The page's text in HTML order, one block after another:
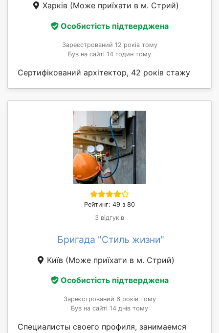
Харків (Може приїхати в м. Стрий)
Особистість підтверджена
Зареєстрований 12 років тому
Був на сайті 14 годин тому
Сертифікований архітектор, 42 років стажу
Рейтинг: 49 з 80
3 відгуків
Бригада "Стиль жизни"
Київ (Може приїхати в м. Стрий)
Особистість підтверджена
Зареєстрований 6 років тому
Був на сайті 14 днів тому
Специалисты своего профиля, занимаемся